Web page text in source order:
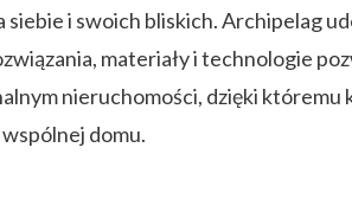
i swoich bliskich. Archipelag
materiały i technologie
nieruchomości, dzięki
domu.